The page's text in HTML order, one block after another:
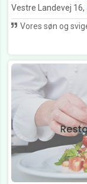
Vestre Landevej 16,
Vores søn og svigerdatter holdt deres bryllupsfest på Cafe’ Lysemose. Må bare sige at ALT var totalt